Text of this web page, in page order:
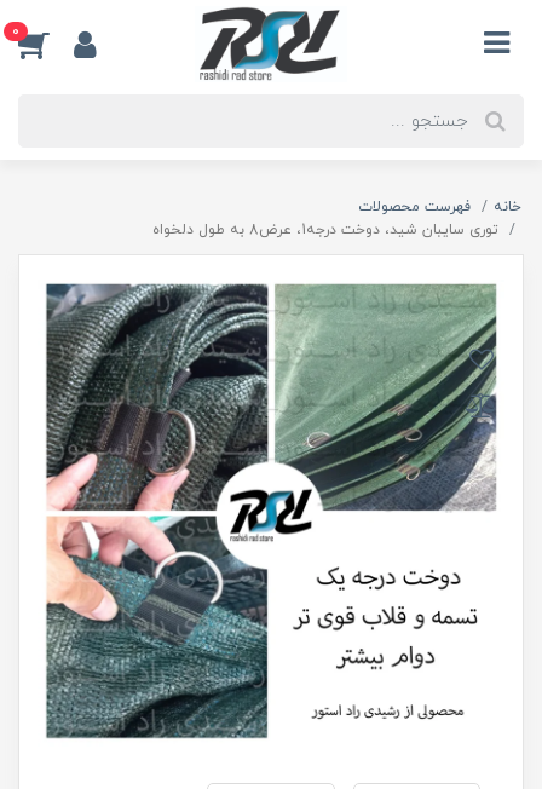
0
خانه
فهرست محصولات
توری سایبان شید، دوخت درجه1، عرض8 به طول دلخواه